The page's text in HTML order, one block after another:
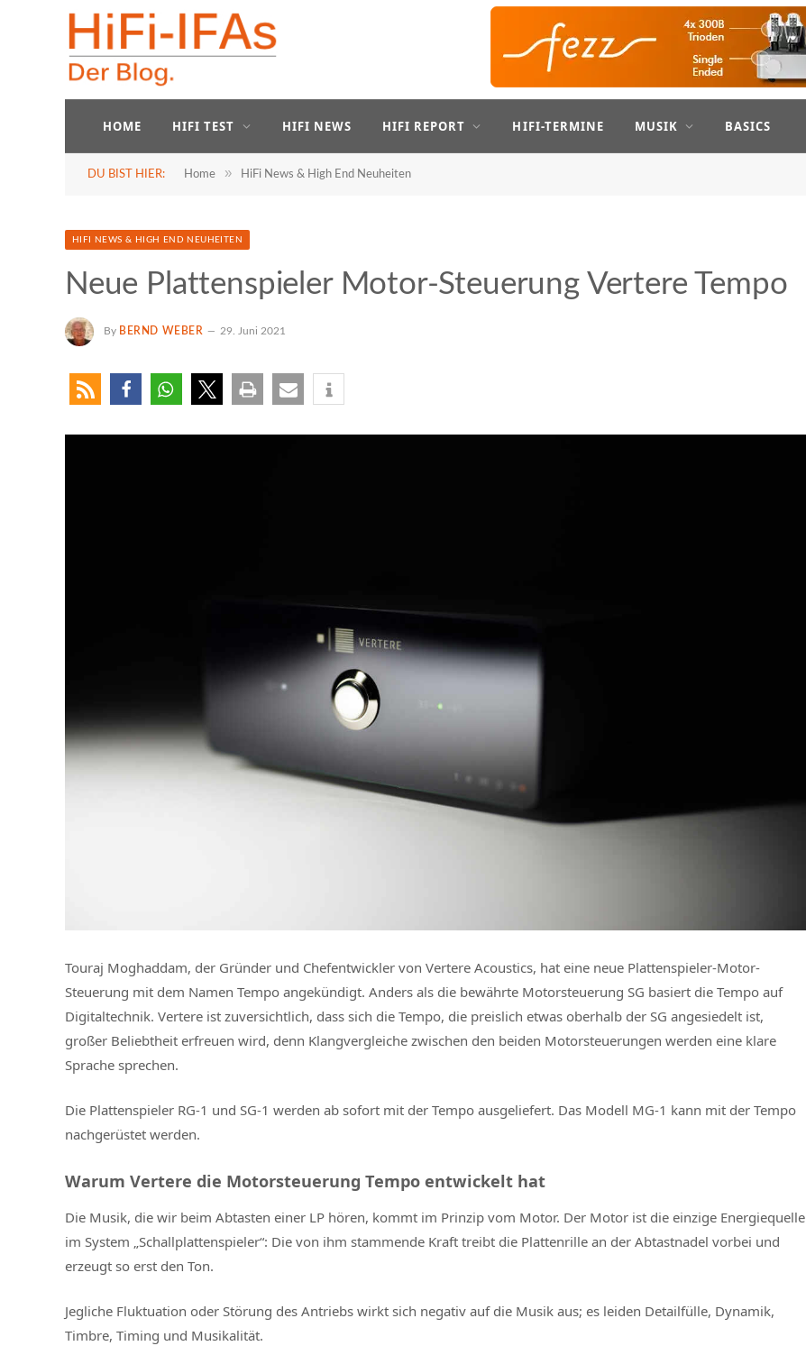
HOME HIFI TEST HIFI NEWS HIFI REPORT HIFI-TERMINE MUSIK BASICS
DU BIST HIER: Home » HiFi News & High End Neuheiten
HIFI NEWS & HIGH END NEUHEITEN
Neue Plattenspieler Motor-Steuerung Vertere Tempo
By BERND WEBER 29. Juni 2021
Touraj Moghaddam, der Gründer und Chefentwickler von Vertere Acoustics, hat eine neue Plattenspieler-Motor-
Steuerung mit dem Namen Tempo angekündigt. Anders als die bewährte Motorsteuerung SG basiert die Tempo auf
Digitaltechnik. Vertere ist zuversichtlich, dass sich die Tempo, die preislich etwas oberhalb der SG angesiedelt ist,
großer Beliebtheit erfreuen wird, denn Klangvergleiche zwischen den beiden Motorsteuerungen werden eine klare
Sprache sprechen.
Die Plattenspieler RG-1 und SG-1 werden ab sofort mit der Tempo ausgeliefert. Das Modell MG-1 kann mit der Tempo
nachgerüstet werden.
Warum Vertere die Motorsteuerung Tempo entwickelt hat
Die Musik, die wir beim Abtasten einer LP hören, kommt im Prinzip vom Motor. Der Motor ist die einzige Energiequelle
im System „Schallplattenspieler“: Die von ihm stammende Kraft treibt die Plattenrille an der Abtastnadel vorbei und
erzeugt so erst den Ton.
Jegliche Fluktuation oder Störung des Antriebs wirkt sich negativ auf die Musik aus; es leiden Detailfülle, Dynamik,
Timbre, Timing und Musikalität.